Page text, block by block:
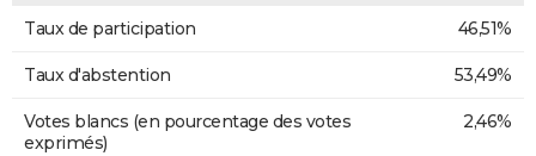
Taux de participation 46,51%
Taux d'abstention 53,49%
Votes blancs (en pourcentage des votes
exprimés)
2,46%